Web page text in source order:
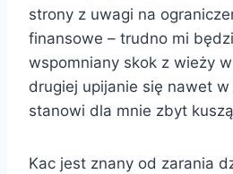
strony z uwagi na
finansowe – trudno mi
wspomniany skok z wieży
drugiej upijanie się nawet
stanowi dla mnie zbyt
Kac jest znany od zarania